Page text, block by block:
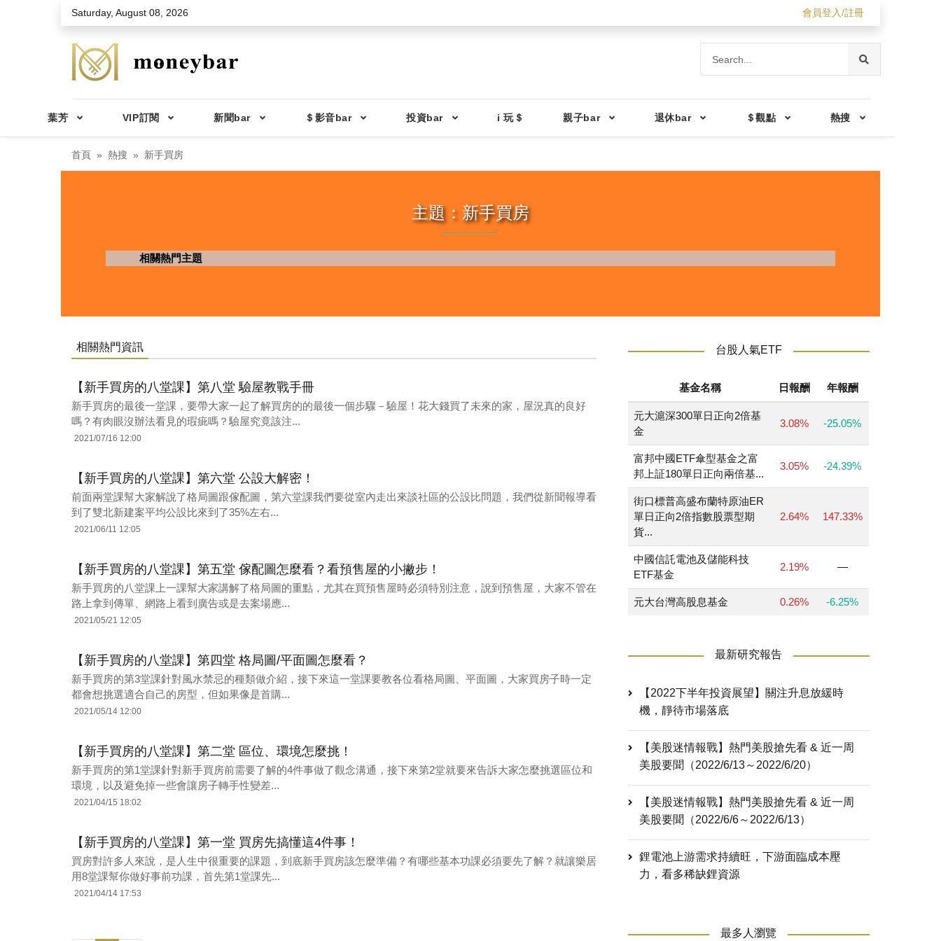
Skip to main contentSaturday, August 08, 2026 會員登入/註冊
葉芳 VIP訂閱 新聞bar ＄影音bar 投資bar i 玩＄ 親子bar 退休bar ＄觀點 熱搜
首頁 熱搜 新手買房
主題：新手買房
相關熱門主題
相關熱門資訊
【新手買房的八堂課】第八堂 驗屋教戰手冊
新手買房的最後一堂課，要帶大家一起了解買房的的最後一個步驟－驗屋！花大錢買了未來的家，屋況真的良好
嗎？有肉眼沒辦法看見的瑕疵嗎？驗屋究竟該注...
2021/07/16 12:00
【新手買房的八堂課】第六堂 公設大解密！
前面兩堂課幫大家解說了格局圖跟傢配圖，第六堂課我們要從室內走出來談社區的公設比問題，我們從新聞報導看
到了雙北新建案平均公設比來到了35%左右...
2021/06/11 12:05
【新手買房的八堂課】第五堂 傢配圖怎麼看？看預售屋的小撇步！
新手買房的八堂課上一課幫大家講解了格局圖的重點，尤其在買預售屋時必須特別注意，說到預售屋，大家不管在
路上拿到傳單、網路上看到廣告或是去案場應...
2021/05/21 12:05
【新手買房的八堂課】第四堂 格局圖/平面圖怎麼看？
新手買房的第3堂課針對風水禁忌的種類做介紹，接下來這一堂課要教各位看格局圖、平面圖，大家買房子時一定
都會想挑選適合自己的房型，但如果像是首購...
2021/05/14 12:00
【新手買房的八堂課】第二堂 區位、環境怎麼挑！
新手買房的第1堂課針對新手買房前需要了解的4件事做了觀念溝通，接下來第2堂就要來告訴大家怎麼挑選區位和
環境，以及避免掉一些會讓房子轉手性變差...
2021/04/15 18:02
【新手買房的八堂課】第一堂 買房先搞懂這4件事！
買房對許多人來說，是人生中很重要的課題，到底新手買房該怎麼準備？有哪些基本功課必須要先了解？就讓樂居
用8堂課幫你做好事前功課，首先第1堂課先...
2021/04/14 17:53
台股人氣ETF
基金名稱 日報酬 年報酬
元大滬深300單日正向2倍基
金
3.08% -25.05%
富邦中國ETF傘型基金之富
邦上証180單日正向兩倍基...
3.05% -24.39%
街口標普高盛布蘭特原油ER
單日正向2倍指數股票型期
貨...
2.64% 147.33%
中國信託電池及儲能科技
ETF基金
2.19% —
元大台灣高股息基金 0.26% -6.25%
最新研究報告
【2022下半年投資展望】關注升息放緩時
機，靜待市場落底
【美股迷情報戰】熱門美股搶先看 & 近一周
美股要聞（2022/6/13～2022/6/20）
【美股迷情報戰】熱門美股搶先看 & 近一周
美股要聞（2022/6/6～2022/6/13）
鋰電池上游需求持續旺，下游面臨成本壓
力，看多稀缺鋰資源
最多人瀏覽